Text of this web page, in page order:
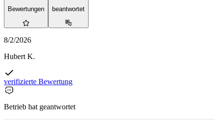
Bewertungen
beantwortet
8/2/2026
Hubert K.
verifizierte Bewertung
Betrieb hat geantwortet